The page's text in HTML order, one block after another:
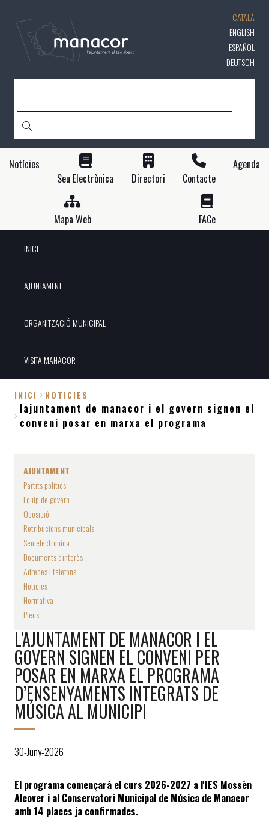
contingut
CATALÀ
ENGLISH
ESPAÑOL
DEUTSCH
Notícies
Seu Electrònica
Directori Contacte
Agenda
Mapa Web FACe
INICI
AJUNTAMENT
ORGANITZACIÓ MUNICIPAL
VISITA MANACOR
Fil
d'Ariadna
INICI NOTICIES
lajuntament de manacor i el govern signen el
conveni posar en marxa el programa
AJUNTAMENT
Partits polítics
Equip de govern
Oposició
Retribucions municipals
Seu electrònica
Documents d'interès
Adreces i telèfons
Notícies
Normativa
Plens
L'AJUNTAMENT DE MANACOR I EL
GOVERN SIGNEN EL CONVENI PER
POSAR EN MARXA EL PROGRAMA
D’ENSENYAMENTS INTEGRATS DE
MÚSICA AL MUNICIPI
30-Juny-2026
El programa començarà el curs 2026-2027 a l'IES Mossèn
Alcover i al Conservatori Municipal de Música de Manacor
amb 14 places ja confirmades.